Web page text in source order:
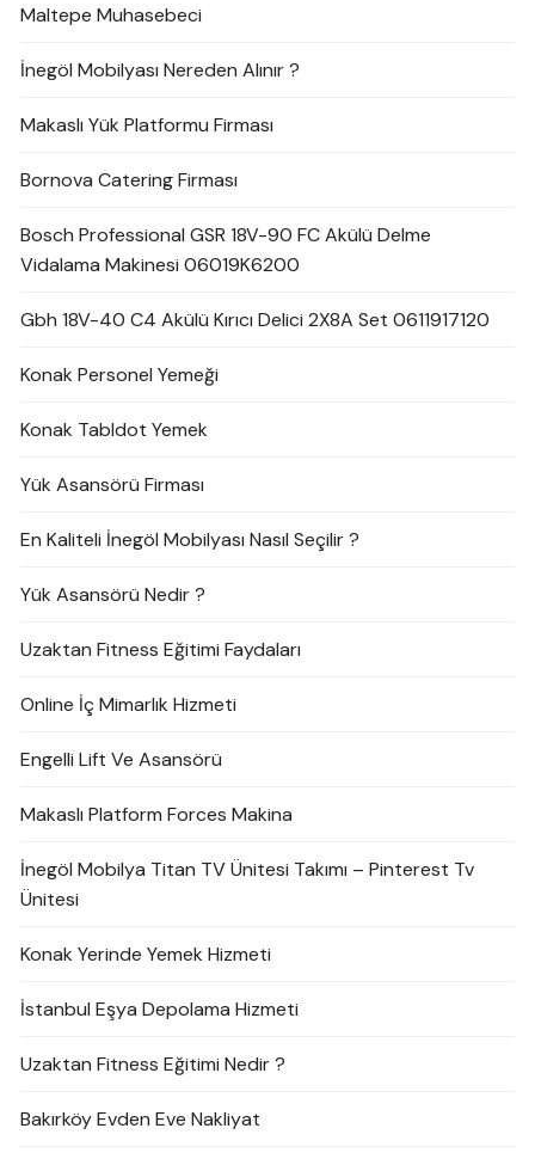
Maltepe Muhasebeci
İnegöl Mobilyası Nereden Alınır ?
Makaslı Yük Platformu Firması
Bornova Catering Firması
Bosch Professional GSR 18V-90 FC Akülü Delme
Vidalama Makinesi 06019K6200
Gbh 18V-40 C4 Akülü Kırıcı Delici 2X8A Set 0611917120
Konak Personel Yemeği
Konak Tabldot Yemek
Yük Asansörü Firması
En Kaliteli İnegöl Mobilyası Nasıl Seçilir ?
Yük Asansörü Nedir ?
Uzaktan Fitness Eğitimi Faydaları
Online İç Mimarlık Hizmeti
Engelli Lift Ve Asansörü
Makaslı Platform Forces Makina
İnegöl Mobilya Titan TV Ünitesi Takımı – Pinterest Tv
Ünitesi
Konak Yerinde Yemek Hizmeti
İstanbul Eşya Depolama Hizmeti
Uzaktan Fitness Eğitimi Nedir ?
Bakırköy Evden Eve Nakliyat